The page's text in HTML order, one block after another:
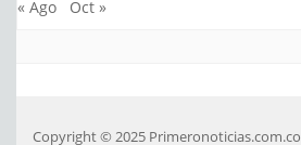
« Ago
Oct »
Copyright © 2025 Primeronoticias.com.co